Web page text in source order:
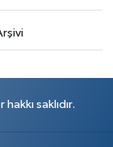
saklıdır.